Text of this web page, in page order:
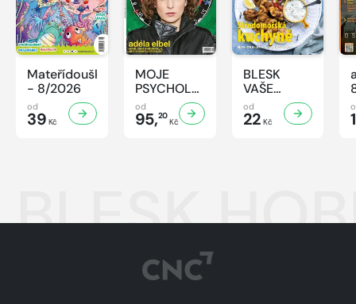
Mateřídouška
- 8/2026
od
39 Kč
MOJE
PSYCHOLOGIE
- 8/2026
od
95,20
Kč
BLESK
VAŠE
RECEPTY -
8/2026
od
22 Kč
BLESK